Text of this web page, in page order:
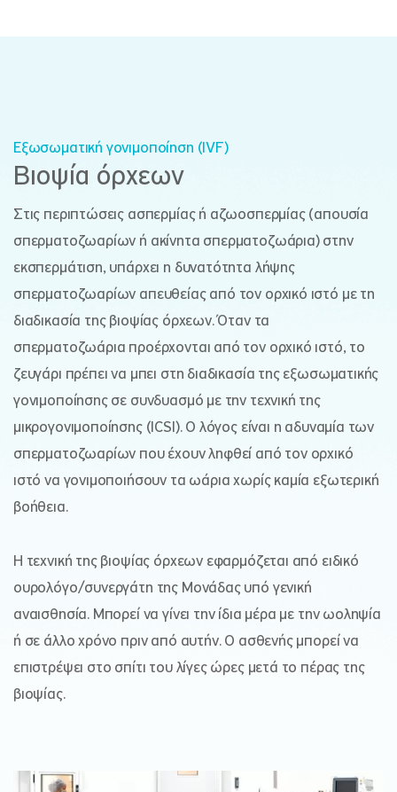
Εξωσωματική γονιμοποίηση (IVF)
Βιοψία όρχεων
Στις περιπτώσεις ασπερμίας ή αζωοσπερμίας (απουσία
σπερματοζωαρίων ή ακίνητα σπερματοζωάρια) στην
εκσπερμάτιση, υπάρχει η δυνατότητα λήψης
σπερματοζωαρίων απευθείας από τον ορχικό ιστό με τη
διαδικασία της βιοψίας όρχεων. Όταν τα
σπερματοζωάρια προέρχονται από τον ορχικό ιστό, το
ζευγάρι πρέπει να μπει στη διαδικασία της εξωσωματικής
γονιμοποίησης σε συνδυασμό με την τεχνική της
μικρογονιμοποίησης (ICSI). Ο λόγος είναι η αδυναμία των
σπερματοζωαρίων που έχουν ληφθεί από τον ορχικό
ιστό να γονιμοποιήσουν τα ωάρια χωρίς καμία εξωτερική
βοήθεια.
Η τεχνική της βιοψίας όρχεων εφαρμόζεται από ειδικό
ουρολόγο/συνεργάτη της Μονάδας υπό γενική
αναισθησία. Μπορεί να γίνει την ίδια μέρα με την ωοληψία
ή σε άλλο χρόνο πριν από αυτήν. Ο ασθενής μπορεί να
επιστρέψει στο σπίτι του λίγες ώρες μετά το πέρας της
βιοψίας.